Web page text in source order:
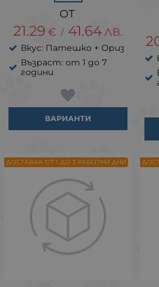
21.29 € / 41.64 ЛВ.
Вкус: Патешко + Ориз
Възраст: от 1 до 7
години
ВАРИАНТИ
ДОСТАВКА ОТ 1 ДО 3 РАБОТНИ ДНИ